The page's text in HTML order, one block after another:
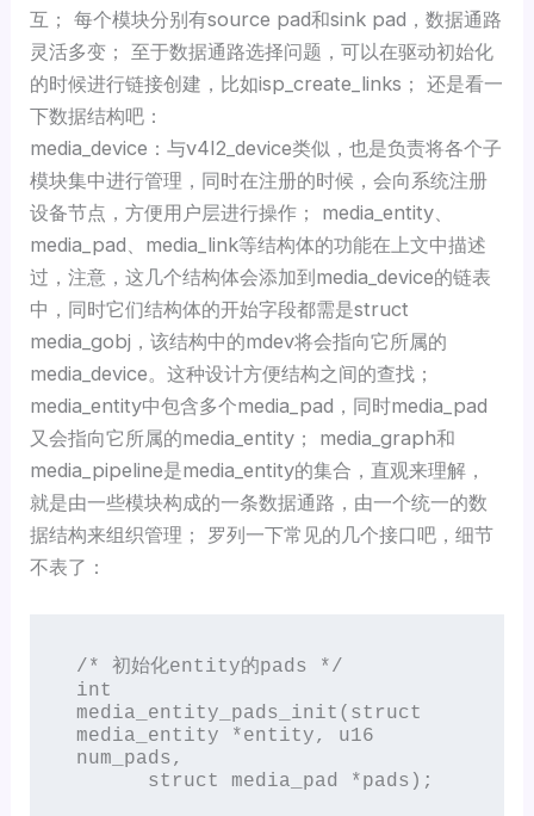
互； 每个模块分别有source pad和sink pad，数据通路
灵活多变； 至于数据通路选择问题，可以在驱动初始化
的时候进行链接创建，比如isp_create_links； 还是看一
下数据结构吧：
media_device：与v4l2_device类似，也是负责将各个子
模块集中进行管理，同时在注册的时候，会向系统注册
设备节点，方便用户层进行操作； media_entity、
media_pad、media_link等结构体的功能在上文中描述
过，注意，这几个结构体会添加到media_device的链表
中，同时它们结构体的开始字段都需是struct
media_gobj，该结构中的mdev将会指向它所属的
media_device。这种设计方便结构之间的查找；
media_entity中包含多个media_pad，同时media_pad
又会指向它所属的media_entity； media_graph和
media_pipeline是media_entity的集合，直观来理解，
就是由一些模块构成的一条数据通路，由一个统一的数
据结构来组织管理； 罗列一下常见的几个接口吧，细节
不表了：
/* 初始化entity的pads */
int
media_entity_pads_init(struct
media_entity *entity, u16
num_pads,
struct media_pad *pads);